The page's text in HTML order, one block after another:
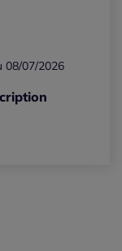
08/07/2026